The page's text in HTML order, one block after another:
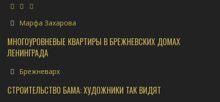
Марфа Захарова
МНОГОУРОВНЕВЫЕ КВАРТИРЫ В БРЕЖНЕВСКИХ ДОМАХ
ЛЕНИНГРАДА
Брежневарх
СТРОИТЕЛЬСТВО БАМА: ХУДОЖНИКИ ТАК ВИДЯТ